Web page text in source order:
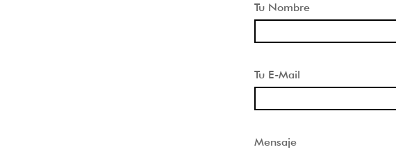
Tu Nombre
Tu E-Mail
Mensaje